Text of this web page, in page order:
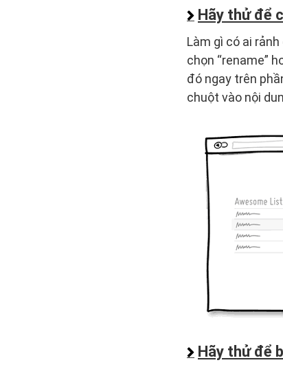
Hãy thử để
Làm gì có ai
chọn “rename”
đó ngay trên
chuột vào nội
Hãy thử để